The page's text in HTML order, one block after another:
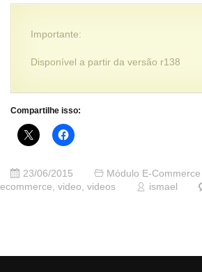
Importante:
Disponível a partir da versão r138
Compartilhe isso:
23/06/2015 Módulo E-Commerce
ecommerce, video, videos ismael